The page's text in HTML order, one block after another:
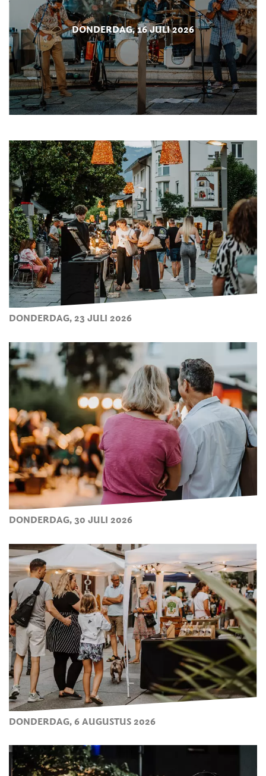
DONDERDAG, 16 JULI 2026
DONDERDAG, 23 JULI 2026
DONDERDAG, 30 JULI 2026
DONDERDAG, 6 AUGUSTUS 2026